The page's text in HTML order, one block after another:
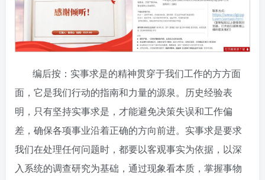
编后按：实事求是的精神贯穿于我们工作的方方面
面，它是我们行动的指南和力量的源泉。历史经验表
明，只有坚持实事求是，才能避免决策失误和工作偏
差，确保各项事业沿着正确的方向前进。实事求是要求
我们在处理任何问题时，都要以客观事实为依据，以深
入系统的调查研究为基础，通过现象看本质，掌握事物